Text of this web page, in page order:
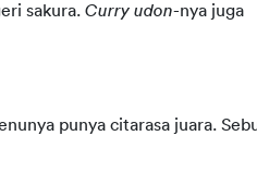
sakura. Curry udon-nya juga
punya citarasa juara.